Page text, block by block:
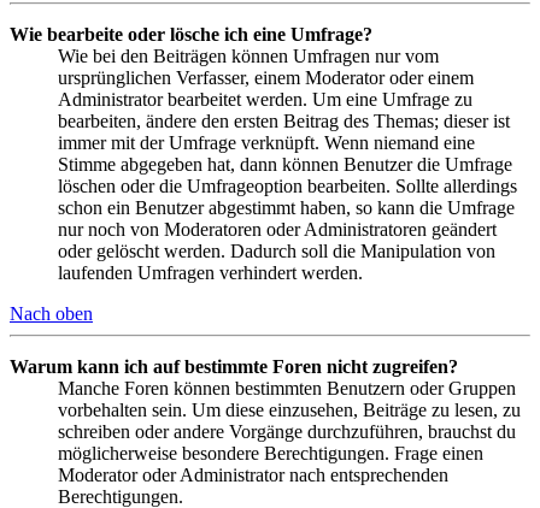
Wie bearbeite oder lösche ich eine Umfrage?
Wie bei den Beiträgen können Umfragen nur vom
ursprünglichen Verfasser, einem Moderator oder einem
Administrator bearbeitet werden. Um eine Umfrage zu
bearbeiten, ändere den ersten Beitrag des Themas; dieser ist
immer mit der Umfrage verknüpft. Wenn niemand eine
Stimme abgegeben hat, dann können Benutzer die Umfrage
löschen oder die Umfrageoption bearbeiten. Sollte allerdings
schon ein Benutzer abgestimmt haben, so kann die Umfrage
nur noch von Moderatoren oder Administratoren geändert
oder gelöscht werden. Dadurch soll die Manipulation von
laufenden Umfragen verhindert werden.
Nach oben
Warum kann ich auf bestimmte Foren nicht zugreifen?
Manche Foren können bestimmten Benutzern oder Gruppen
vorbehalten sein. Um diese einzusehen, Beiträge zu lesen, zu
schreiben oder andere Vorgänge durchzuführen, brauchst du
möglicherweise besondere Berechtigungen. Frage einen
Moderator oder Administrator nach entsprechenden
Berechtigungen.